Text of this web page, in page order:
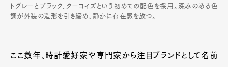
トグレーとブラック、ターコイズという初めての配色を採用。深みのある色
調が外装の造形を引き締め、静かに存在感を放つ。
ここ数年、時計愛好家や専門家から注目ブランドとして名前